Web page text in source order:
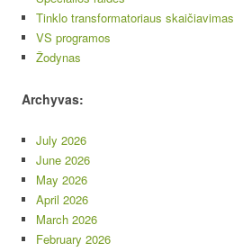
Tinklo transformatoriaus skaičiavimas
VS programos
Žodynas
Archyvas:
July 2026
June 2026
May 2026
April 2026
March 2026
February 2026